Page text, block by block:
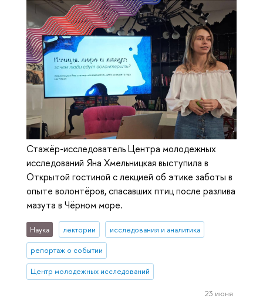
Стажёр-исследователь Центра молодежных
исследований Яна Хмельницкая выступила в
Открытой гостиной с лекцией об этике заботы в
опыте волонтёров, спасавших птиц после разлива
мазута в Чёрном море.
Наука лектории исследования и аналитика
репортаж о событии
Центр молодежных исследований
23 июня